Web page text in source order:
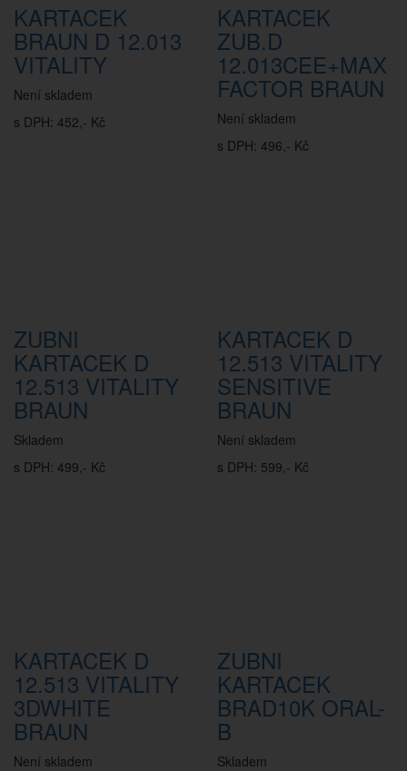
KARTACEK
BRAUN D 12.013
VITALITY
Není skladem
s DPH: 452,- Kč
KARTACEK
ZUB.D
12.013CEE+MAX
FACTOR BRAUN
Není skladem
s DPH: 496,- Kč
ZUBNI
KARTACEK D
12.513 VITALITY
BRAUN
Skladem
s DPH: 499,- Kč
KARTACEK D
12.513 VITALITY
SENSITIVE
BRAUN
Není skladem
s DPH: 599,- Kč
KARTACEK D
12.513 VITALITY
3DWHITE
BRAUN
Není skladem
ZUBNI
KARTACEK
BRAD10K ORAL-
B
Skladem